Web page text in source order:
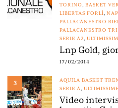
TORINO, BASKET
LIBERTAS FORLÌ,
PALLACANESTRO
PALLACANESTRO
SERIE A2,
Lnp Gold,
17/02/2014
3 AQUILA BASKET
SERIE A, ULTIMISSIME
Video